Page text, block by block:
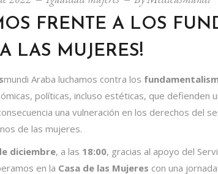
FRENTE A LOS
LAS MUJERES!
mundi Araba luchamos contra los
políticas, incluso estéticas, que defienden
una vulneración en los derechos del
de las mujeres.
diciembre, a las 18:00, gracias al apoyo del
en la Casa de las Mujeres con una